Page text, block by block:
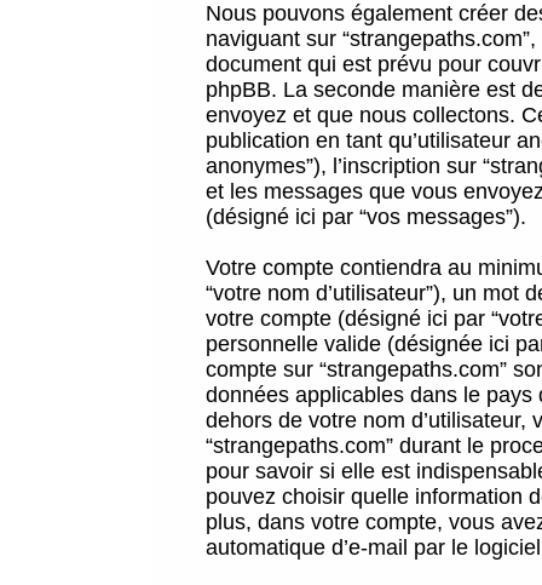
Nous pouvons également créer
naviguant sur
document qui est prévu pour
phpBB. La seconde manière est
envoyez et que nous collectons.
publication en tant qu’utilisateur
anonymes”), l’inscription sur
et les messages que vous
(désigné ici par “vos messages”).
Votre compte contiendra au
“votre nom d’utilisateur”), un mot
votre compte (désigné ici par
personnelle valide (désignée ici
compte sur “strangepaths.com”
données applicables dans le
dehors de votre nom
“strangepaths.com” durant le
pour savoir si elle est
pouvez choisir quelle information
plus, dans votre compte, vous
automatique d’e-mail par le